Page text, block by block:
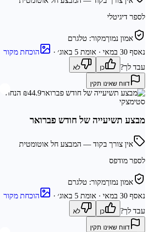
לספר דיגיטלי
אמון נמוךמקור: טלגרם
נאסף 30 במאי · אומת 5 באוג׳ ·
הוכחת מקור
עבד לך?
כן לא
דווח שאינו תקין
₪44.9 הנחה
סטימצקי
מבצע תשיעייה של חודש פברואר
אין צורך בקוד — המבצע חל אוטומטית
לספר מודפס
אמון נמוךמקור: טלגרם
נאסף 30 במאי · אומת 5 באוג׳ ·
הוכחת מקור
עבד לך?
כן לא
דווח שאינו תקין